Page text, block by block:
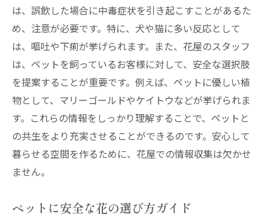
は、誤飲した場合に中毒症状を引き起こすことがあるた
め、注意が必要です。特に、犬や猫に多い反応として
は、嘔吐や下痢が挙げられます。また、花屋のスタッフ
は、ペットを飼っているお客様に対して、安全な選択肢
を提案することが重要です。例えば、ペットに優しい植
物として、マリーゴールドやケイトウなどが挙げられま
す。これらの情報をしっかり理解することで、ペットと
の共生をより充実させることができるのです。安心して
暮らせる空間を作るために、花屋での情報収集は欠かせ
ません。
ペットに安全な花の選び方ガイド